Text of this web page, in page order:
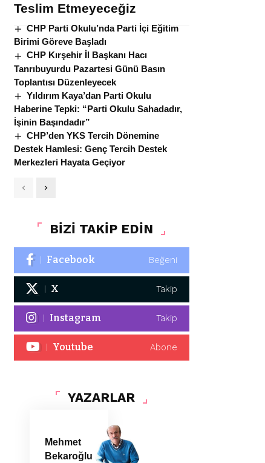
Teslim Etmeyeceğiz
CHP Parti Okulu’nda Parti İçi Eğitim
Birimi Göreve Başladı
CHP Kırşehir İl Başkanı Hacı
Tanrıbuyurdu Pazartesi Günü Basın
Toplantısı Düzenleyecek
Yıldırım Kaya’dan Parti Okulu
Haberine Tepki: “Parti Okulu Sahadadır,
İşinin Başındadır”
CHP’den YKS Tercih Dönemine
Destek Hamlesi: Genç Tercih Destek
Merkezleri Hayata Geçiyor
BİZİ TAKİP EDİN
Facebook Beğeni
X Takip
Instagram Takip
Youtube Abone
YAZARLAR
Mehmet
Bekaroğlu